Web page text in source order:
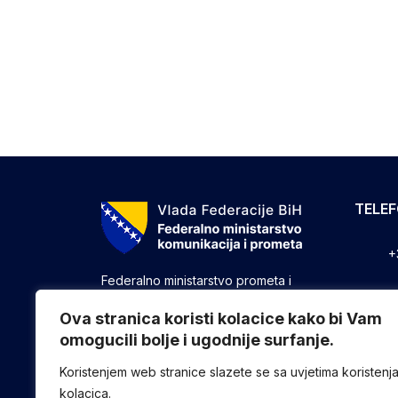
Ova stranica koristi kolacice kako bi Vam
omogucili bolje i ugodnije surfanje.
Koristenjem web stranice slazete se sa uvjetima koristenja
kolacica.
Federalno ministarstvo prometa i
druge poslove utvrđene zakonom koji
se odnose na ostvarivanje nadležnosti
Federacije u oblasti prometa i
komunikacija.